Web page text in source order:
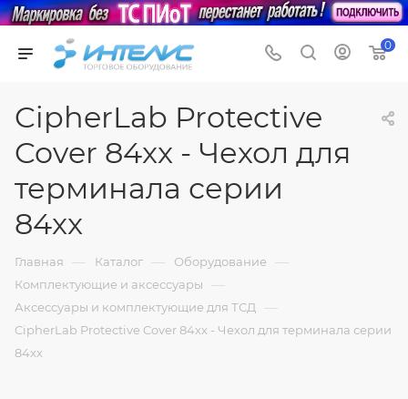
0
CipherLab Protective
Cover 84xx - Чехол для
терминала серии
84xx
Главная — Каталог — Оборудование —
Комплектующие и аксессуары —
Аксессуары и комплектующие для ТСД —
CipherLab Protective Cover 84xx - Чехол для терминала серии
84xx